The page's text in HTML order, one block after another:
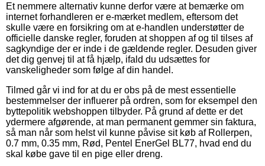
Et nemmere alternativ kunne derfor være at bemærke om
internet forhandleren er e-mærket medlem, eftersom det
skulle være en forsikring om at e-handlen understøtter de
officielle danske regler, foruden at shoppen af og til tilses af
sagkyndige der er inde i de gældende regler. Desuden giver
det dig genvej til at få hjælp, ifald du udsættes for
vanskeligheder som følge af din handel.
Tilmed går vi ind for at du er obs på de mest essentielle
bestemmelser der influerer på ordren, som for eksempel den
byttepolitik webshoppen tilbyder. På grund af dette er det
ydermere afgørende, at man permanent gemmer sin faktura,
så man når som helst vil kunne påvise sit køb af Rollerpen,
0.7 mm, 0.35 mm, Rød, Pentel EnerGel BL77, hvad end du
skal købe gave til en pige eller dreng.